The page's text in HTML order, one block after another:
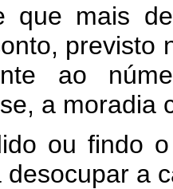
que mais
previsto
ao
a moradia
ou findo
a